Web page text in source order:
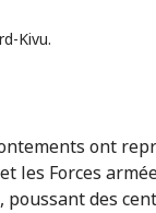
Kivu.
ont
les Forces
poussant des